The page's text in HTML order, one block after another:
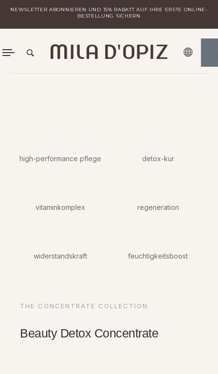
InhaltNEWSLETTER ABONNIEREN UND 15% RABATT AUF IHRE ERSTE ONLINE-
BESTELLUNG SICHERN
high-performance pflege detox-kur
vitaminkomplex regeneration
widerstandskraft feuchtigkeitsboost
THE CONCENTRATE COLLECTION
Beauty Detox Concentrate